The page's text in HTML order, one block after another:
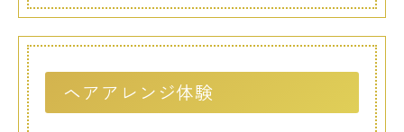
ヘアアレンジ体験